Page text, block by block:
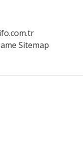
Sitemap